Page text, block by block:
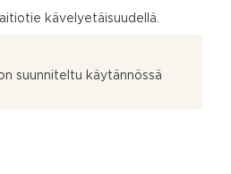
kävelyetäisuudellä.
suunniteltu käytännössä